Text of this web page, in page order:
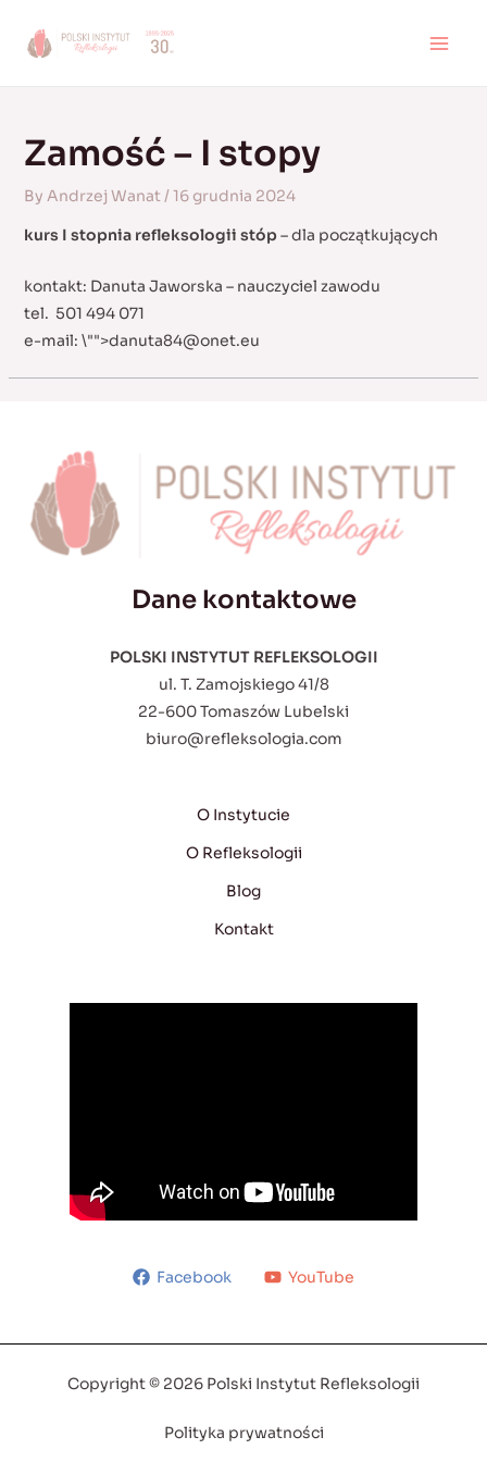
Zamość – I stopy
By Andrzej Wanat/16 grudnia 2024
kurs I stopnia refleksologii stóp– dla początkujących
kontakt: Danuta Jaworska – nauczyciel zawodu
tel. 501 494 071
e-mail: \"">danuta84@onet.eu
Dane kontaktowe
POLSKI INSTYTUT REFLEKSOLOGII
ul. T. Zamojskiego 41/8
22-600 Tomaszów Lubelski
biuro@refleksologia.com
O Instytucie
O Refleksologii
Blog
Kontakt
Facebook YouTube
Copyright © 2026 Polski Instytut Refleksologii
Polityka prywatności